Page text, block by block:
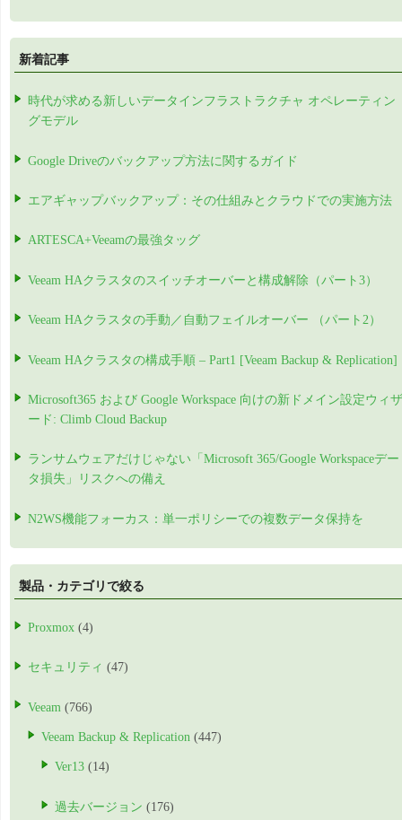
新着記事
時代が求める新しいデータインフラストラクチャ オペレーティン
グモデル
Google Driveのバックアップ方法に関するガイド
エアギャップバックアップ：その仕組みとクラウドでの実施方法
ARTESCA+Veeamの最強タッグ
Veeam HAクラスタのスイッチオーバーと構成解除（パート3）
Veeam HAクラスタの手動／自動フェイルオーバー （パート2）
Veeam HAクラスタの構成手順 – Part1 [Veeam Backup & Replication]
Microsoft365 および Google Workspace 向けの新ドメイン設定ウィザ
ード: Climb Cloud Backup
ランサムウェアだけじゃない「Microsoft 365/Google Workspaceデー
タ損失」リスクへの備え
N2WS機能フォーカス：単一ポリシーでの複数データ保持を
製品・カテゴリで絞る
Proxmox (4)
セキュリティ (47)
Veeam (766)
Veeam Backup & Replication (447)
Ver13 (14)
過去バージョン (176)